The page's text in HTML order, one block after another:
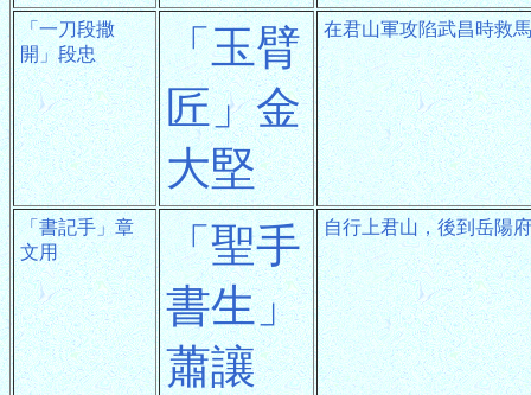
「一刀段撒
開」段忠
「玉臂
匠」金
大堅
在君山軍攻陷武昌時救
「書記手」章
文用
「聖手
書生」
蕭讓
自行上君山，後到岳陽